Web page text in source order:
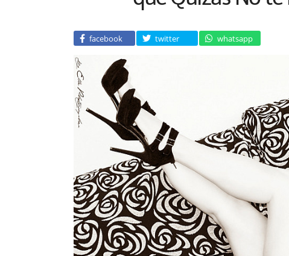
facebook twitter whatsapp